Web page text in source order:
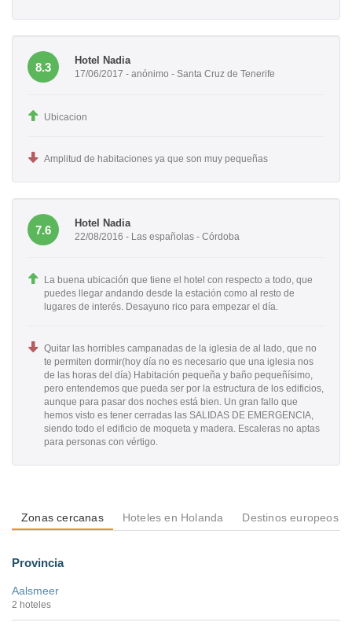
8.3
Hotel Nadia
17/06/2017 - anónimo - Santa Cruz de Tenerife
Ubicacion
Amplitud de habitaciones ya que son muy pequeñas
7.6
Hotel Nadia
22/08/2016 - Las españolas - Córdoba
La buena ubicación que tiene el hotel con respecto a todo, que
puedes llegar andando desde la estación como al resto de
lugares de interés. Desayuno rico para empezar el día.
Quitar las horribles campanadas de la iglesia de al lado, que no
te permiten dormir(hoy día no es necesario que una iglesia nos
de las horas del día) Habitación pequeña y baño pequeñísimo,
pero entendemos que pueda ser por la estructura de los edificios,
aunque para pasar dos noches está bien. Un gran fallo que
hemos visto es tener cerradas las SALIDAS DE EMERGENCIA,
siendo todo el edificio de moqueta y madera. Escaleras no aptas
para personas con vértigo.
Zonas cercanas Hoteles en Holanda Destinos europeos
Provincia
Aalsmeer
2 hoteles